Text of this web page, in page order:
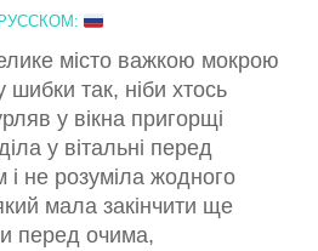
місто важкою мокрою
так, ніби хтось
у вікна пригорщі
у вітальні перед
і не розуміла жодного
мала закінчити ще
перед очима,